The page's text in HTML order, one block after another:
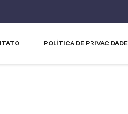
POLÍTICA DE PRIVACIDADE